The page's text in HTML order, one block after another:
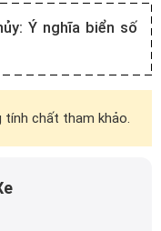
Ý nghĩa biển số
chất tham khảo.